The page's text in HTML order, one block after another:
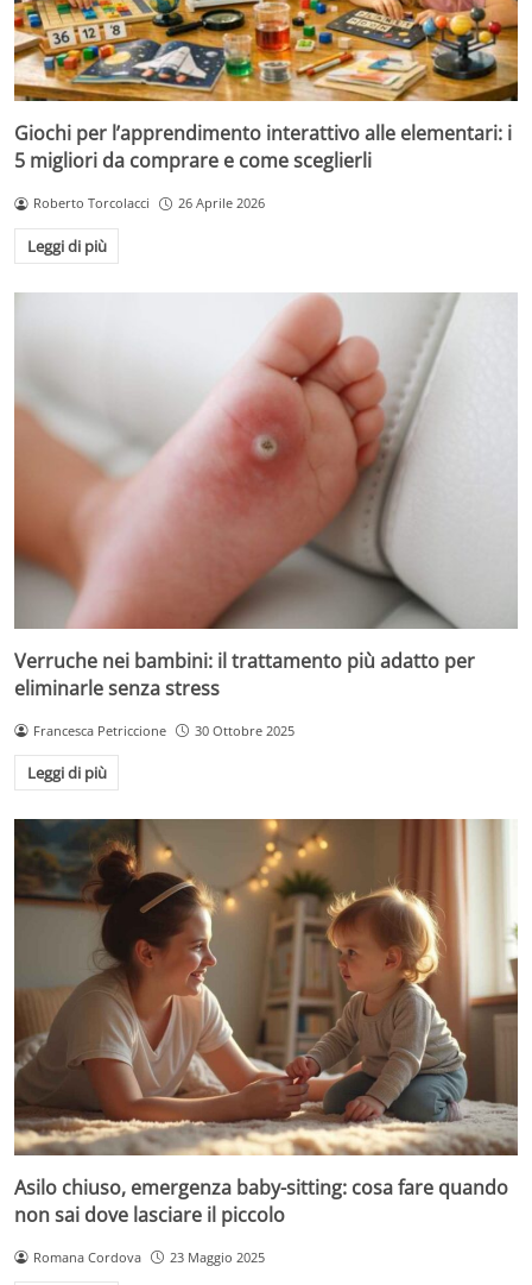
Giochi per l’apprendimento interattivo alle elementari: i
5 migliori da comprare e come sceglierli
Roberto Torcolacci 26 Aprile 2026
Leggi di più
Verruche nei bambini: il trattamento più adatto per
eliminarle senza stress
Francesca Petriccione 30 Ottobre 2025
Leggi di più
Asilo chiuso, emergenza baby-sitting: cosa fare quando
non sai dove lasciare il piccolo
Romana Cordova 23 Maggio 2025